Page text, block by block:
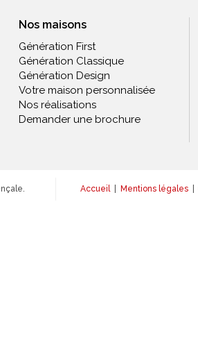
Nos maisons
Génération First
Génération Classique
Génération Design
Votre maison personnalisée
Nos réalisations
Demander une brochure
Accueil| Mentions légales